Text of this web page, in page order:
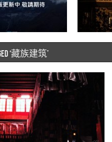
新站開啓】 拉萨瑞吉
‘藏族建筑’